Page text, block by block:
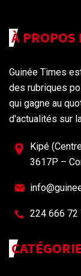
À PROPOS
Guinée Times
des rubriques
qui gagne au
d'actualités sur
Kipé
3617P –
224 666 72